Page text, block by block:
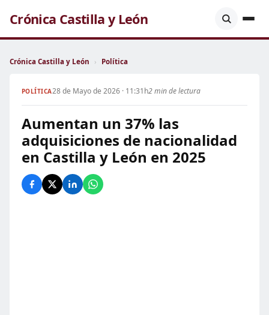
Crónica Castilla y León
Crónica Castilla y León › Política
POLÍTICA28 de Mayo de 2026 · 11:31h2 min de lectura
Aumentan un 37% las
adquisiciones de nacionalidad
en Castilla y León en 2025